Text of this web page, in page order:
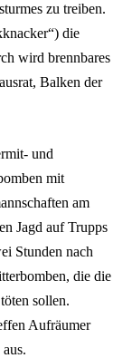
zu treiben.
die
wird brennbares
Balken der
und
mit
am
Jagd auf Trupps
Stunden nach
die die
sollen.
Aufräumer